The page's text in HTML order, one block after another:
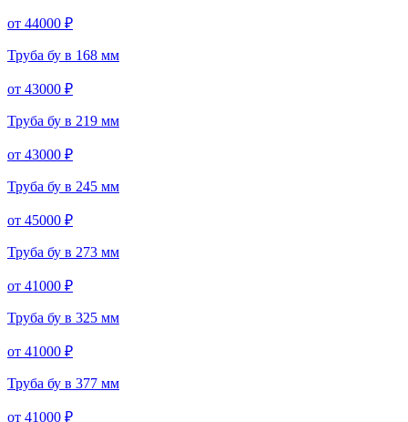
от 44000 ₽
Труба бу в 168 мм
от 43000 ₽
Труба бу в 219 мм
от 43000 ₽
Труба бу в 245 мм
от 45000 ₽
Труба бу в 273 мм
от 41000 ₽
Труба бу в 325 мм
от 41000 ₽
Труба бу в 377 мм
от 41000 ₽